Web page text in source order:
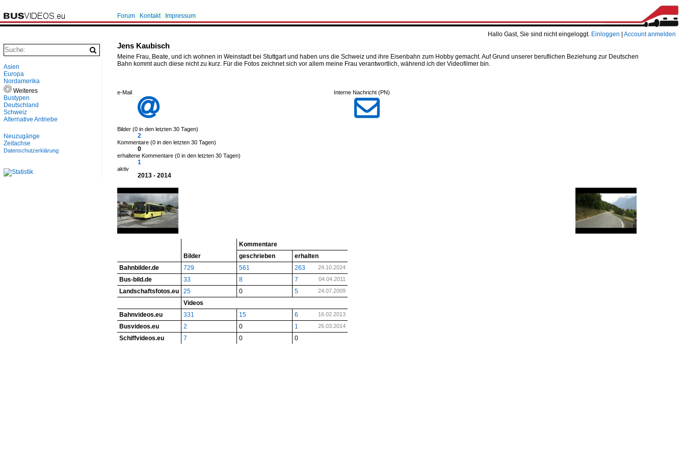
Hallo Gast, Sie sind nicht eingeloggt. Einloggen Account anmelden
Forum Kontakt Impressum
Jens Kaubisch
Meine Frau, Beate, und ich wohnen in Weinstadt bei Stuttgart und haben uns die Schweiz und ihre Eisenbahn zum Hobby gemacht. Auf Grund unserer beruflichen Beziehung zur Deutschen
Bahn kommt auch diese nicht zu kurz. Für die Fotos zeichnet sich vor allem meine Frau verantwortlich, während ich der Videofilmer bin.
Interne Nachricht (PN)

e-Mail

Bilder (0 in den letzten 30 Tagen)
2
Kommentare (0 in den letzten 30 Tagen)
0
erhaltene Kommentare (0 in den letzten 30 Tagen)
1
aktiv
2013 - 2014
Bilder
Kommentare
geschrieben
erhalten
Bahnbilder.de
729 561 263 24.10.2024
Bus-bild.de 33 8 7 04.04.2011
Landschaftsfotos.eu 25 0 5 24.07.2009
Videos
Bahnvideos.eu
331 15 6 16.02.2013
Busvideos.eu 2 0 1 26.03.2014
Schiffvideos.eu 7 0 0
Asien
Europa
Nordamerika
Weiteres
Bustypen
Deutschland
Schweiz
Alternative Antriebe
Neuzugänge
Zeitachse
Datenschutzerklärung